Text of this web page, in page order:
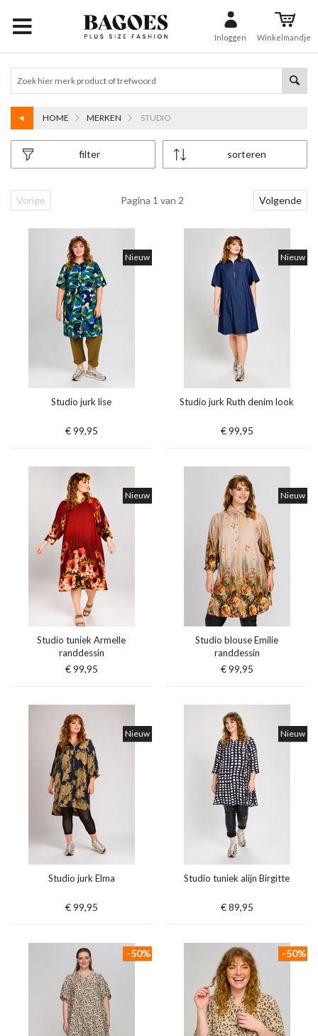
Inloggen Winkelmandje
HOME MERKEN STUDIO
sorteren
filter
Vorige Pagina 1 van 2 Volgende
Nieuw
Studio jurk lise
€ 99,95
Nieuw
Studio jurk Ruth denim look
€ 99,95
Nieuw
Studio tuniek Armelle
randdessin
€ 99,95
Nieuw
Studio blouse Emilie
randdessin
€ 99,95
Nieuw
Studio jurk Elma
€ 99,95
Nieuw
Studio tuniek alijn Birgitte
€ 89,95
-50% -50%